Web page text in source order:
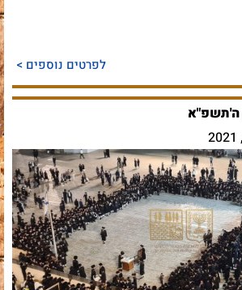
לפרטים נוספים >
ה'תשפ"א